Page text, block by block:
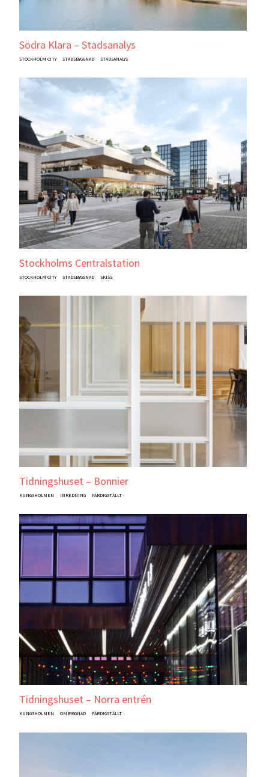
Södra Klara – Stadsanalys
STOCKHOLM CITY STADSBYGGNAD STADSANALYS
Stockholms Centralstation
STOCKHOLM CITY STADSBYGGNAD SKISS
Tidningshuset – Bonnier
KUNGSHOLMEN INREDNING FÄRDIGSTÄLLT
Tidningshuset – Norra entrén
KUNGSHOLMEN OMBYGGNAD FÄRDIGSTÄLLT